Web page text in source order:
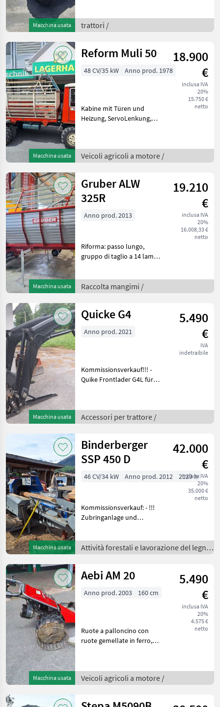
Macchina usata
Reform 3 Reihig,
Lombardini Motor
Wir bitten t
trattori /
Macchina usata
Reform Muli 50
18.900
€
inclusa IVA
20%
15.750 €
netto
48 CV/35 kW Anno prod. 1978
Kabine mit Türen und
Heizung, ServoLenkung,
Miststreuer Wir bitten
telefonisch oder per Mail
bekanntzugeben
Veicoli agricoli a motore /
Macchina usata
Gruber ALW
325R
19.210
€
inclusa IVA
20%
16.008,33 €
netto
Anno prod. 2013
Riforma: passo lungo,
gruppo di taglio a 14 lame,
preghiamo di comunicarci
la vostra visita per telefono
Raccolta mangimi /
Macchina usata
Quicke G4
5.490
€
IVA
indetraibile
Anno prod. 2021
Kommissionsverkauf!!! -
Quike Frontlader G4L für
Hydraulische Verriegelung,
3er Steuerkreis,
sollevamento: D
Accessori per trattore /
Macchina usata
Binderberger
SSP 450 D
42.000
€
inclusa IVA
20%
35.000 €
netto
46 CV/34 kW Anno prod. 2012 2129 h
Kommissionsverkauf: - !!!
Zubringanlage und
forestali e lavorazione del
legno Spaccalegna
Attività forestali e lavorazione del legno
/
Macchina usata
Aebi AM 20
5.490
€
inclusa IVA
20%
4.575 €
netto
Anno prod. 2003 160 cm
Ruote a palloncino con
ruote gemellate in ferro,
la vostra visita per telefono
o via e-mail, in modo da
Veicoli agricoli a motore /